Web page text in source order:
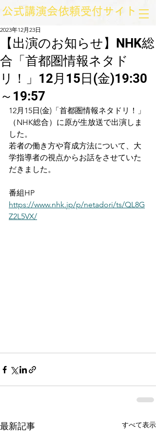
​公式講演会依頼受付サイト
【出演のお知らせ】NHK総
合「首都圏情報ネタド
リ！」12月15日(金)19:30
～19:57
2023年12月23日
12月15日(金)「首都圏情報ネタドリ！」
（NHK総合）に原が生放送で出演しま
した。
若者の働き方や育成方法について、大
学指導者の視点からお話をさせていた
だきました。
番組HP
https://www.nhk.jp/p/netadori/ts/QL8G
Z2L5VX/
最新記事 すべて表示